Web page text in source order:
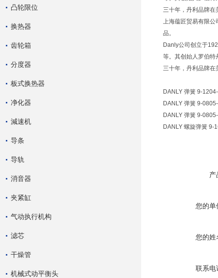
凸轮限位
换热器
齿轮箱
分度器
板式换热器
净化器
減速机
导条
导轨
消音器
夹紧缸
气动执行机构
滤芯
干燥管
机械式动平衡头
三十年，丹利品牌在
上海蕴匠贸易有限公
品。
Danly公司创立于
等。其创始人罗伯特
三十年，丹利品牌在
DANLY 弹簧 9-
DANLY 弹簧 9-
DANLY 弹簧 9-
DANLY 螺旋弹簧 9-
产
您的单
您的姓
联系电